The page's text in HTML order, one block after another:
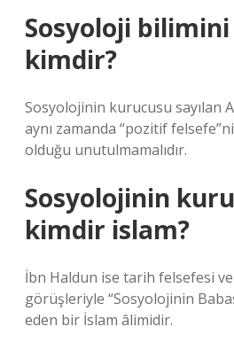
Sosyoloji
kimdir?
Sosyolojinin kurucusu sayılan
aynı zamanda “pozitif
olduğu unutulmamalıdır.
Sosyolojinin
kimdir islam?
İbn Haldun ise tarih felsefesi
görüşleriyle “Sosyolojinin
eden bir İslam âlimidir.